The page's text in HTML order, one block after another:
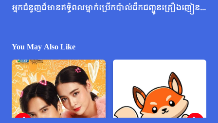
អ្នកជំនួញដ៏មានឥទ្ធិពលម្នាក់ប្រើកប៉ាល់ដឹកជញ្ជូនគ្រឿងញៀន។ មន្ត្រីវ័យក្មេងម្នាក់ និងចារនារីម្នាក់ត្រូវធ្វើការលាក់បាំង ដើម្បីស្វែងរកភស្តុតាង និងចាប់ខ្លួនអ្នកជំនួញនោះ។ ពួកគេ​មិន​ចូល​ចិត្ត​គ្នា​ពី​ដំបូង​ឡើយ ប៉ុន្តែ​ទំនាក់ទំនង​របស់​ពួកគេ​បាន​ផ្លាស់ប្តូរ​ខណៈ​ពួកគេ​កំពុង​ធ្វើ​បេសកកម្ម។
You May Also Like